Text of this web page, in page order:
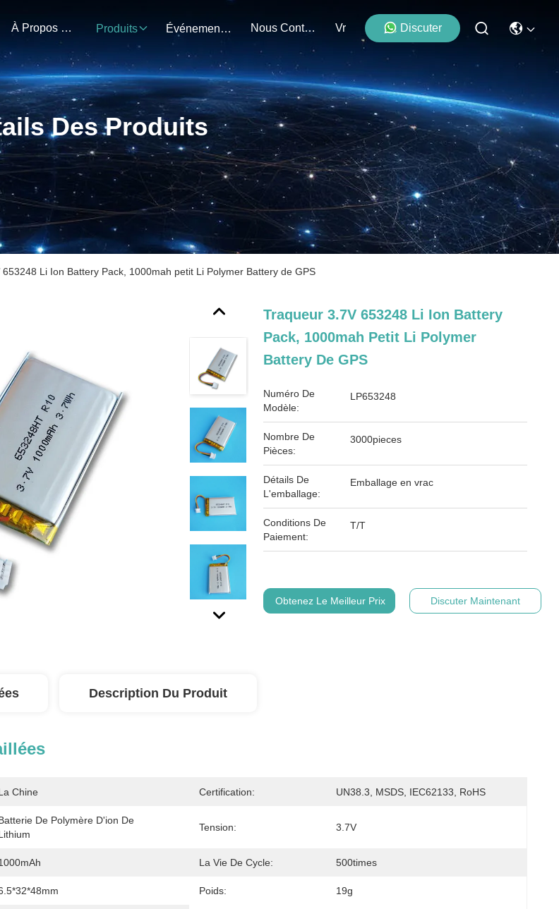
À Propos De Nous Produits Événements Nous Contacter Vr Discuter
Des Produits
Li Ion Battery Pack, 1000mah petit Li Polymer Battery de GPS
Traqueur 3.7V 653248 Li Ion Battery
Pack, 1000mah Petit Li Polymer
Battery De GPS
Numéro De
Modèle:
LP653248
Nombre De
Pièces:
3000pieces
Détails De
L'emballage:
Emballage en vrac
Conditions De
Paiement:
T/T
Obtenez Le Meilleur Prix Discuter Maintenant
Description Du Produit
Chine Certification: UN38.3, MSDS, IEC62133, RoHS
De Polymère D'ion De
Tension: 3.7V
La Vie De Cycle: 500times
Poids: 19g